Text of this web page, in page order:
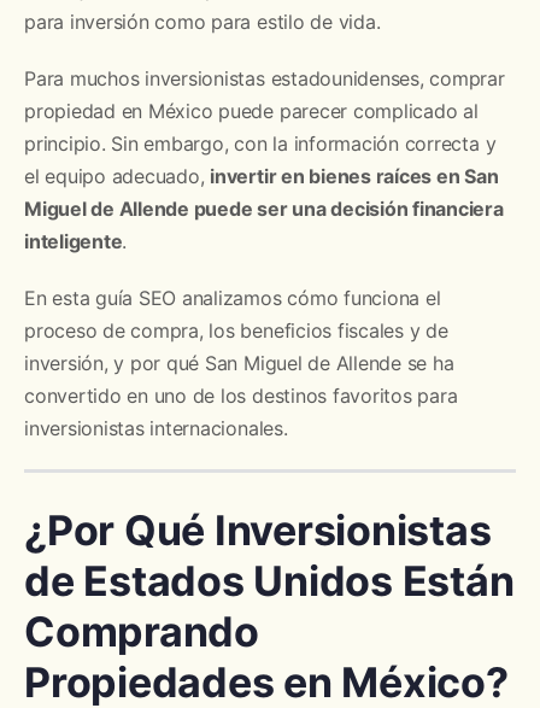
para inversión como para estilo de vida.
Para muchos inversionistas estadounidenses, comprar
propiedad en México puede parecer complicado al
principio. Sin embargo, con la información correcta y
el equipo adecuado, invertir en bienes raíces en San
Miguel de Allende puede ser una decisión financiera
inteligente.
En esta guía SEO analizamos cómo funciona el
proceso de compra, los beneficios fiscales y de
inversión, y por qué San Miguel de Allende se ha
convertido en uno de los destinos favoritos para
inversionistas internacionales.
¿Por Qué Inversionistas
de Estados Unidos Están
Comprando
Propiedades en México?